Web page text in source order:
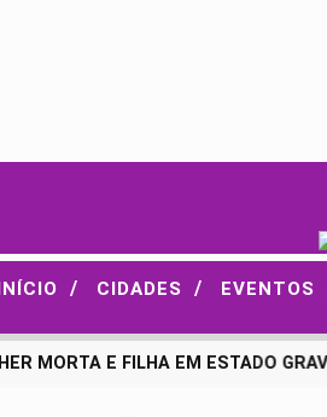
/ CIDADES / EVENTOS
MORTA E FILHA EM ESTADO GRAVE